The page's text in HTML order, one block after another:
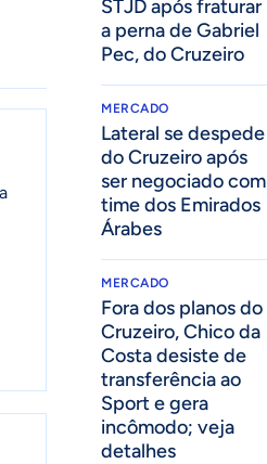
STJD após fraturar
a perna de Gabriel
Pec, do Cruzeiro
MERCADO
Lateral se despede
do Cruzeiro após
ser negociado com
time dos Emirados
Árabes
MERCADO
Fora dos planos do
Cruzeiro, Chico da
Costa desiste de
transferência ao
Sport e gera
incômodo; veja
detalhes